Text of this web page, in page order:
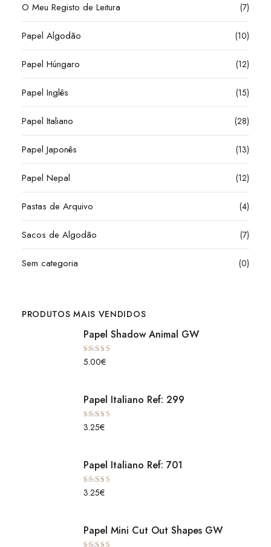
O Meu Registo de Leitura (7)
Papel Algodão (10)
Papel Húngaro (12)
Papel Inglês (15)
Papel Italiano (28)
Papel Japonês (13)
Papel Nepal (12)
Pastas de Arquivo (4)
Sacos de Algodão (7)
Sem categoria (0)
PRODUTOS MAIS VENDIDOS
Papel Shadow Animal GW
Avaliação
5.00 de 5
5.00€
Papel Italiano Ref: 299
Avaliação
5.00de 5
3.25€
Papel Italiano Ref: 701
Avaliação
5.00de 5
3.25€
Papel Mini Cut Out Shapes GW